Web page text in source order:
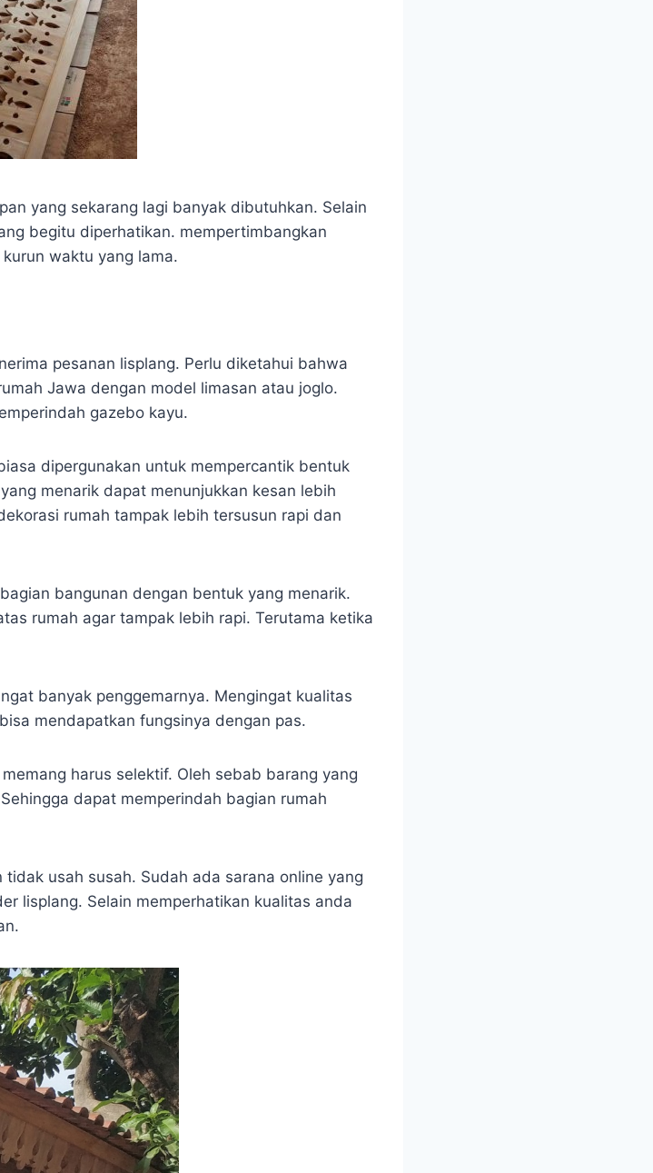
yang sekarang lagi banyak dibutuhkan. Selain
begitu diperhatikan. mempertimbangkan
waktu yang lama.
pesanan lisplang. Perlu diketahui bahwa
Jawa dengan model limasan atau joglo.
gazebo kayu.
dipergunakan untuk mempercantik bentuk
menarik dapat menunjukkan kesan lebih
rumah tampak lebih tersusun rapi dan
bangunan dengan bentuk yang menarik.
rumah agar tampak lebih rapi. Terutama ketika
banyak penggemarnya. Mengingat kualitas
mendapatkan fungsinya dengan pas.
harus selektif. Oleh sebab barang yang
dapat memperindah bagian rumah
usah susah. Sudah ada sarana online yang
lisplang. Selain memperhatikan kualitas anda